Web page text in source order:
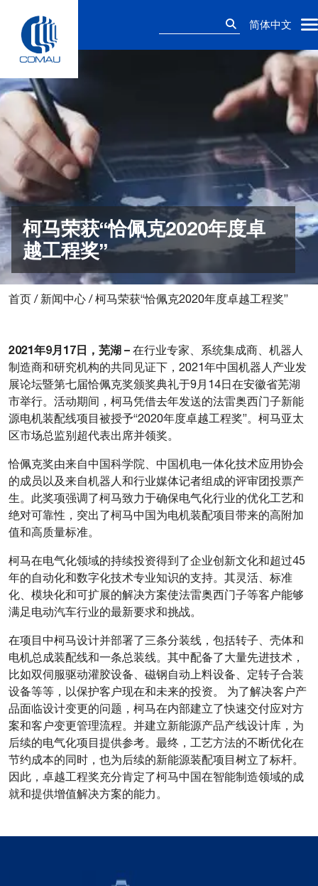
content
简体中文
柯马荣获“恰佩克2020年度卓
越工程奖”
首页 / 新闻中心 /柯马荣获“恰佩克2020年度卓越工程奖”
2021年9月17日，芜湖 – 在行业专家、系统集成商、机器人
制造商和研究机构的共同见证下，2021年中国机器人产业发
展论坛暨第七届恰佩克奖颁奖典礼于9月14日在安徽省芜湖
市举行。活动期间，柯马凭借去年发送的法雷奥西门子新能
源电机装配线项目被授予“2020年度卓越工程奖”。柯马亚太
区市场总监别超代表出席并领奖。
恰佩克奖由来自中国科学院、中国机电一体化技术应用协会
的成员以及来自机器人和行业媒体记者组成的评审团投票产
生。此奖项强调了柯马致力于确保电气化行业的优化工艺和
绝对可靠性，突出了柯马中国为电机装配项目带来的高附加
值和高质量标准。
柯马在电气化领域的持续投资得到了企业创新文化和超过45
年的自动化和数字化技术专业知识的支持。其灵活、标准
化、模块化和可扩展的解决方案使法雷奥西门子等客户能够
满足电动汽车行业的最新要求和挑战。
在项目中柯马设计并部署了三条分装线，包括转子、壳体和
电机总成装配线和一条总装线。其中配备了大量先进技术，
比如双伺服驱动灌胶设备、磁钢自动上料设备、定转子合装
设备等等，以保护客户现在和未来的投资。 为了解决客户产
品面临设计变更的问题，柯马在内部建立了快速交付应对方
案和客户变更管理流程。并建立新能源产品产线设计库，为
后续的电气化项目提供参考。最终，工艺方法的不断优化在
节约成本的同时，也为后续的新能源装配项目树立了标杆。
因此，卓越工程奖充分肯定了柯马中国在智能制造领域的成
就和提供增值解决方案的能力。